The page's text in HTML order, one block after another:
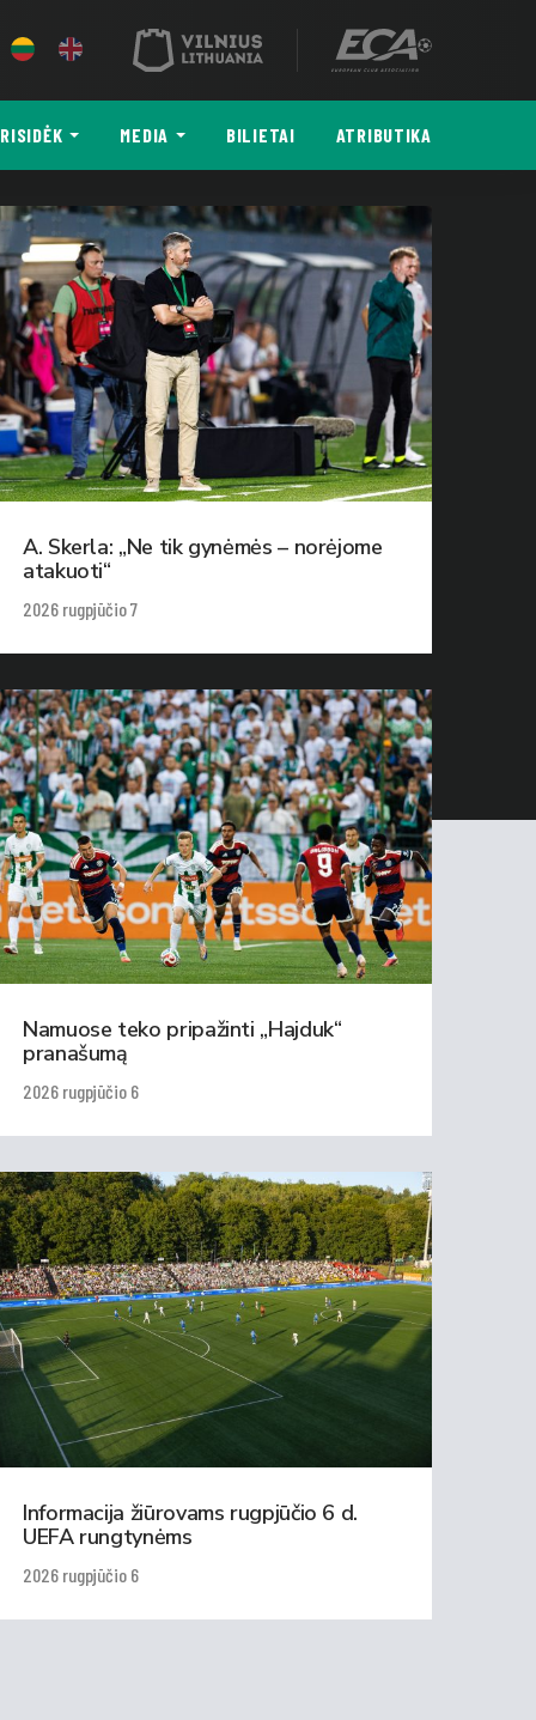
MEDIA BILIETAI ATRIBUTIKA
A. Skerla: „Ne tik gynėmės – norėjome
atakuoti“
2026 rugpjūčio 7
Namuose teko pripažinti „Hajduk“
pranašumą
2026 rugpjūčio 6
Informacija žiūrovams rugpjūčio 6 d.
UEFA rungtynėms
2026 rugpjūčio 6